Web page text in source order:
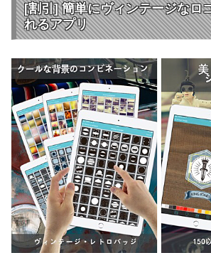
[割引] 簡単にヴィンテージなロ
れるアプリ